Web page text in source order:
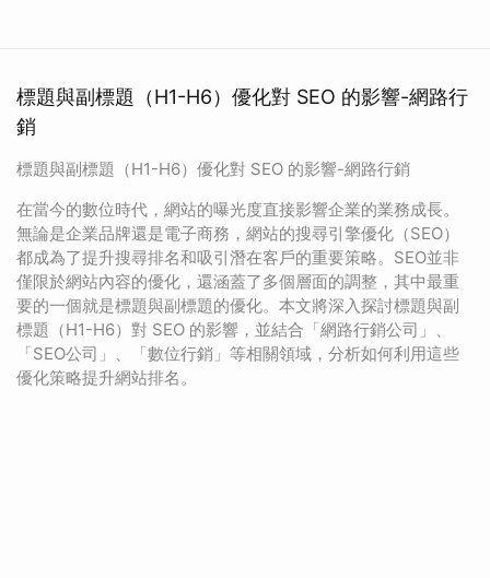
標題與副標題（H1-H6）優化對 SEO 的影響-網路行
銷
標題與副標題（H1-H6）優化對 SEO 的影響-網路行銷
在當今的數位時代，網站的曝光度直接影響企業的業務成長。
無論是企業品牌還是電子商務，網站的搜尋引擎優化（SEO）
都成為了提升搜尋排名和吸引潛在客戶的重要策略。SEO並非
僅限於網站內容的優化，還涵蓋了多個層面的調整，其中最重
要的一個就是標題與副標題的優化。本文將深入探討標題與副
標題（H1-H6）對 SEO 的影響，並結合「網路行銷公司」、
「SEO公司」、「數位行銷」等相關領域，分析如何利用這些
優化策略提升網站排名。